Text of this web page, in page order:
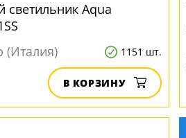
светильник Aqua
(Италия)
1151 шт.
В КОРЗИНУ